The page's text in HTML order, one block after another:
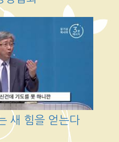
새 힘을 얻는다